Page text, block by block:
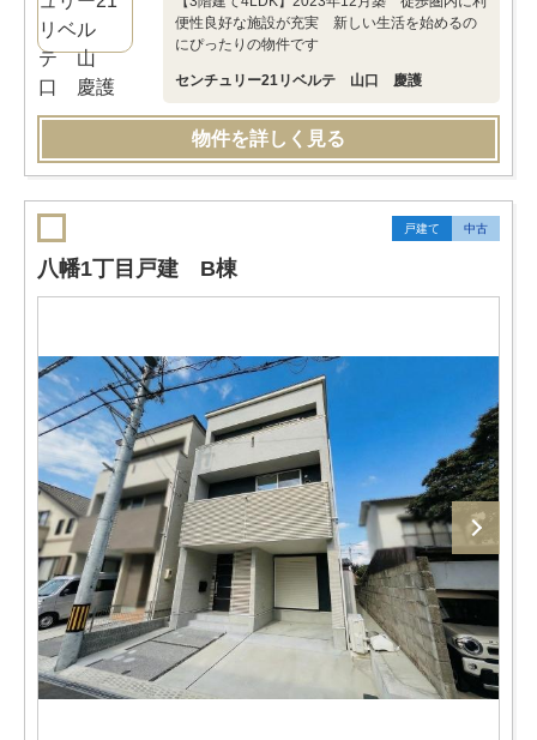
便性良好な施設が充実 新しい生活を始めるの
にぴったりの物件です
センチュリー21リベルテ 山口 慶護
物件を詳しく見る
戸建て 中古
八幡1丁目戸建 B棟